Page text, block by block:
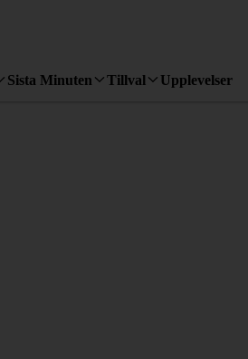
Sista Minuten Tillval Upplevelser